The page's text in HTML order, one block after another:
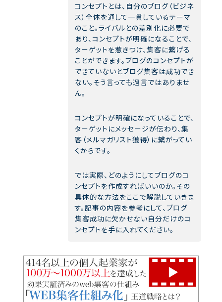
コンセプトとは、自分のブログ（ビジネ
ス）全体を通して一貫しているテーマ
のこと。ライバルとの差別化に必要で
あり、コンセプトが明確になることで、
ターゲットを惹きつけ、集客に繋げる
ことができます。ブログのコンセプトが
できていないとブログ集客は成功でき
ない。そう言っても過言ではありませ
ん。
コンセプトが明確になっていることで、
ターゲットにメッセージが伝わり、集
客（メルマガリスト獲得）に繋がってい
くからです。
では実際、どのようにしてブログのコ
ンセプトを作成すればいいのか。その
具体的な方法をここで解説していきま
す。記事の内容を参考にして、ブログ
集客成功に欠かせない自分だけのコ
ンセプトを手に入れてください。